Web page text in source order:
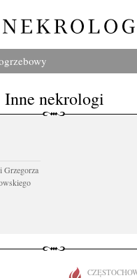
Inne nekrologi
Grzegorza